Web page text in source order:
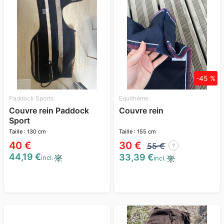
Paddock Sports
Couvre rein Paddock
Sport
Taille : 130 cm
40 €
44,19 €incl.
Equithème
Couvre rein
Taille : 155 cm
30 € 55 € ?
-45 %
33,39 €incl.